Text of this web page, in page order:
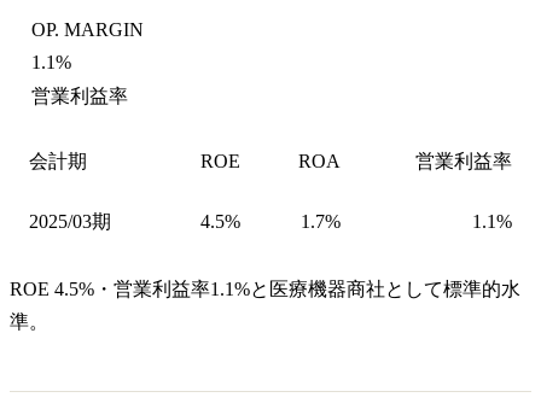
OP. MARGIN
1.1%
営業利益率
会計期 ROE ROA 営業利益率
2025/03期 4.5% 1.7% 1.1%
ROE 4.5%・営業利益率1.1%と医療機器商社として標準的水
準。